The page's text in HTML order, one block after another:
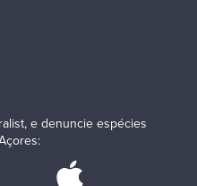
e denuncie espécies